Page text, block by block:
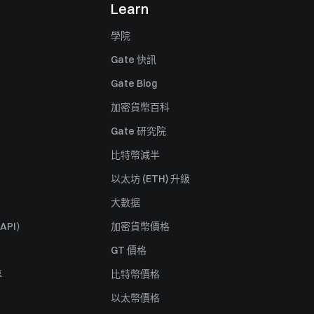
）
Learn
學院
Gate 快訊
Gate Blog
加密貨幣百科
Gate 研究院
比特幣減半
以太坊 (ETH) 升級
大數据
加密貨幣價格
GT 價格
比特幣價格
以太幣價格